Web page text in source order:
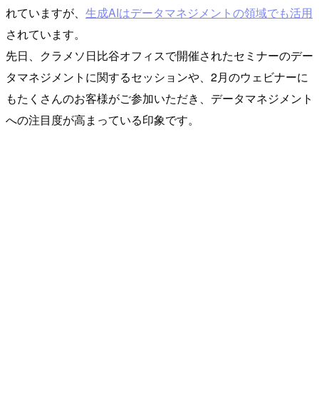
れていますが、 生成AIはデータマネジメントの領域でも活用
されています。
先日、クラメソ日比谷オフィスで開催されたセミナーのデー
タマネジメントに関するセッションや、2月のウェビナーに
もたくさんのお客様がご参加いただき、データマネジメント
への注目度が高まっている印象です。